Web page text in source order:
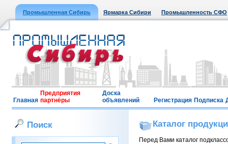
Промышленная Сибирь Ярмарка Сибири Промышленность СФО
Главная
Предприятия
партнёры
Доска
объявлений
Регистрация Подписка
Поиск Каталог
Перед Вами каталог